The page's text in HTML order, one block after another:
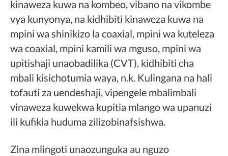
kinaweza kuwa na kombeo, vibano na vikombe
vya kunyonya, na kidhibiti kinaweza kuwa na
mpini wa shinikizo la coaxial, mpini wa kuteleza
wa coaxial, mpini kamili wa mguso, mpini wa
upitishaji unaobadilika (CVT), kidhibiti cha
mbali kisichotumia waya, n.k. Kulingana na hali
tofauti za uendeshaji, vipengele mbalimbali
vinaweza kuwekwa kupitia mlango wa upanuzi
ili kufikia huduma zilizobinafsishwa.
Zina mlingoti unaozunguka au nguzo